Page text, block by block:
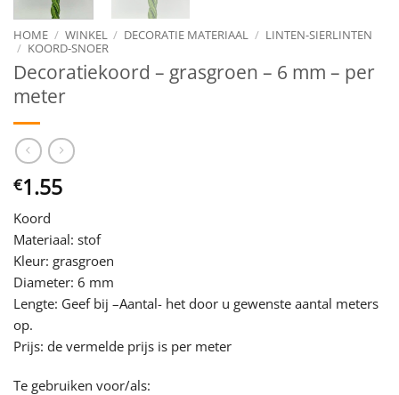
HOME / WINKEL / DECORATIE MATERIAAL / LINTEN-SIERLINTEN
/ KOORD-SNOER
Decoratiekoord – grasgroen – 6 mm – per
meter
€1.55
Koord
Materiaal: stof
Kleur: grasgroen
Diameter: 6 mm
Lengte: Geef bij –Aantal- het door u gewenste aantal meters
op.
Prijs: de vermelde prijs is per meter
Te gebruiken voor/als: